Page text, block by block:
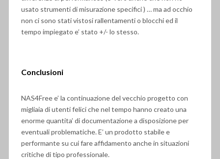
usato strumenti di misurazione specifici ) … ma ad occhio
non ci sono stati vistosi rallentamenti o blocchi ed il
tempo impiegato e’ stato +/- lo stesso.
Conclusioni
NAS4Free e’ la continuazione del vecchio progetto con
migliaia di utenti felici che nel tempo hanno creato una
enorme quantita’ di documentazione a disposizione per
eventuali problematiche. E’ un prodotto stabile e
performante su cui fare affidamento anche in situazioni
critiche di tipo professionale.